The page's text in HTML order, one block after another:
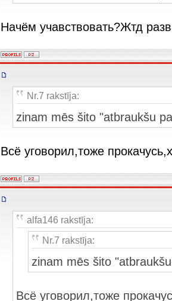
Начём учавствовать?Жтд
Nr.7 rakstīja:
zinam mēs šito "atbraukšu
Всё уговорил,тоже
alfa146 rakstīja:
Nr.7 rakstīja:
zinam mēs šito
Всё уговорил,тоже